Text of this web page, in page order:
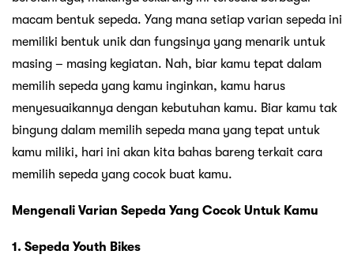
macam bentuk sepeda. Yang mana setiap varian sepeda ini
memiliki bentuk unik dan fungsinya yang menarik untuk
masing – masing kegiatan. Nah, biar kamu tepat dalam
memilih sepeda yang kamu inginkan, kamu harus
menyesuaikannya dengan kebutuhan kamu. Biar kamu tak
bingung dalam memilih sepeda mana yang tepat untuk
kamu miliki, hari ini akan kita bahas bareng terkait cara
memilih sepeda yang cocok buat kamu.
Mengenali Varian Sepeda Yang Cocok Untuk Kamu
1. Sepeda Youth Bikes